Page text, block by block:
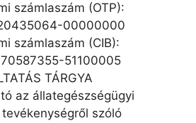
számlaszám (OTP):
00000000
számlaszám (CIB):
51100005
TÁRGYA
az állategészségügyi
szóló